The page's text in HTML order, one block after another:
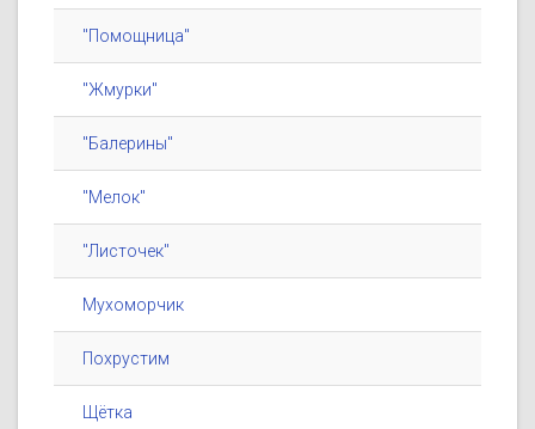
"Помощница"
"Жмурки"
"Балерины"
"Мелок"
"Листочек"
Мухоморчик
Похрустим
Щётка